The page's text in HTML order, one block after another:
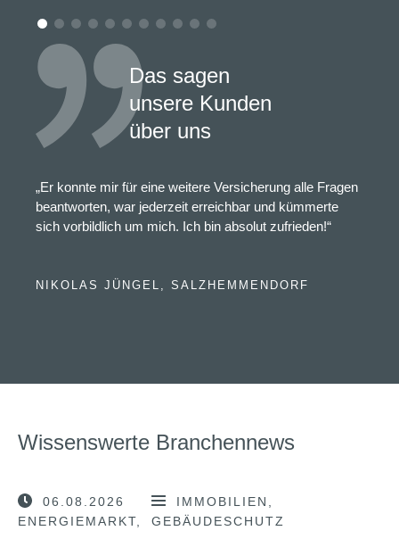
Das sagen
unsere Kunden
über uns
„Er konnte mir für eine weitere Versicherung alle Fragen
beantworten, war jederzeit erreichbar und kümmerte
sich vorbildlich um mich. Ich bin absolut zufrieden!“
NIKOLAS JÜNGEL, SALZHEMMENDORF
Wissenswerte Branchennews
06.08.2026
IMMOBILIEN
ENERGIEMARKT
GEBÄUDESCHUTZ